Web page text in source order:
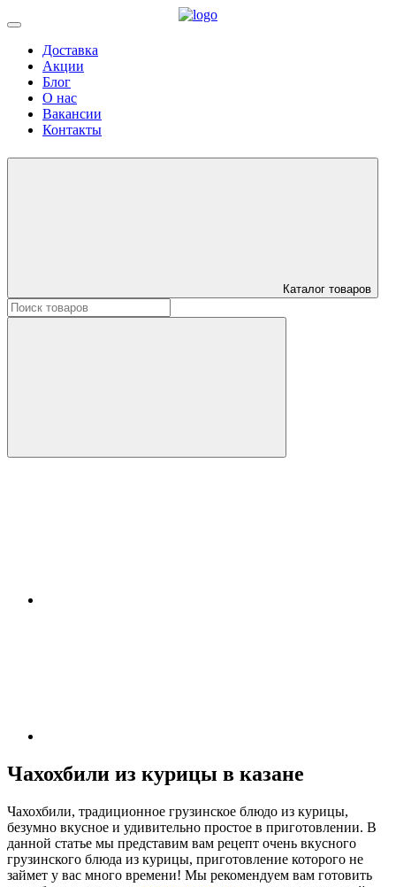
Доставка
Акции
Блог
О нас
Вакансии
Контакты
Каталог товаров
Искать:
Чахохбили из курицы в казане
Чахохбили, традиционное грузинское блюдо из курицы,
безумно вкусное и удивительно простое в приготовлении. В
данной статье мы представим вам рецепт очень вкусного
грузинского блюда из курицы, приготовление которого не
займет у вас много времени! Мы рекомендуем вам готовить